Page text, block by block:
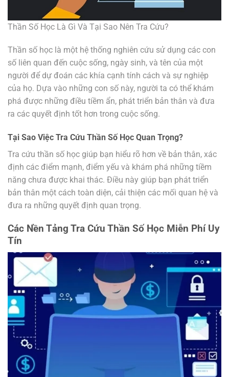
Thần Số Học Là Gì Và Tại Sao Nên Tra Cứu?
Thần số học là một hệ thống nghiên cứu sử dụng các con
số liên quan đến cuộc sống, ngày sinh, và tên của một
người để dự đoán các khía cạnh tính cách và sự nghiệp
của họ. Dựa vào những con số này, người ta có thể khám
phá được những điều tiềm ẩn, phát triển bản thân và đưa
ra các quyết định tốt hơn trong cuộc sống.
Tại Sao Việc Tra Cứu Thần Số Học Quan Trọng?
Tra cứu thần số học giúp bạn hiểu rõ hơn về bản thân, xác
định các điểm mạnh, điểm yếu và khám phá những tiềm
năng chưa được khai thác. Điều này giúp bạn phát triển
bản thân một cách toàn diện, cải thiện các mối quan hệ và
đưa ra những quyết định quan trọng.
Các Nền Tảng Tra Cứu Thần Số Học Miễn Phí Uy
Tín